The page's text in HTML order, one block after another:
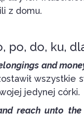
z domu.
po, do, ku,
and
wszystkie
jedynej córki.
reach unto